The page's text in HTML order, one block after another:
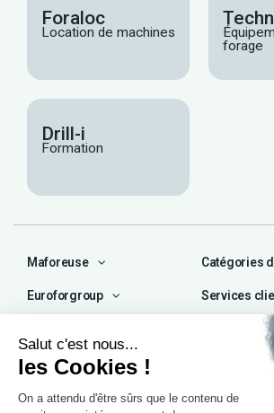
Foraloc
Location de machines
forage
Drill-i
Formation
Maforeuse Catégories
Euroforgroup Services
contact@maforeuse.com
Siège social et atelier